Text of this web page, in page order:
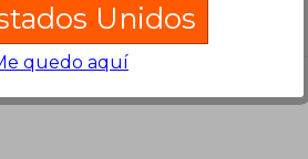
Unidos
quedo aquí